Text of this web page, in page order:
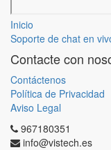
Inicio
Soporte de chat en
Contacte con
Contáctenos
Política de Privacidad
Aviso Legal
967180351
info@vistech.es